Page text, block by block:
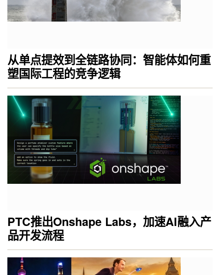
从单点提效到全链路协同：智能体如何重
塑国际工程的竞争逻辑
PTC推出Onshape Labs，加速AI融入产
品开发流程